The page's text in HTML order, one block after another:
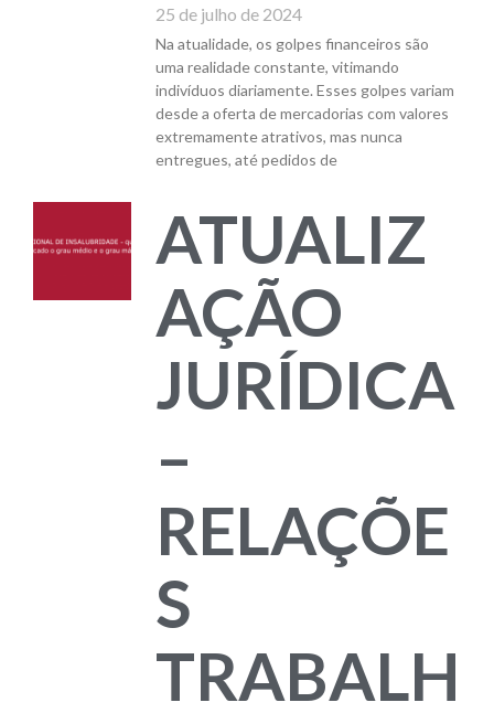
25 de julho de 2024
Na atualidade, os golpes financeiros são
uma realidade constante, vitimando
indivíduos diariamente. Esses golpes variam
desde a oferta de mercadorias com valores
extremamente atrativos, mas nunca
entregues, até pedidos de
ATUALIZ
AÇÃO
JURÍDICA
–
RELAÇÕE
S
TRABALH